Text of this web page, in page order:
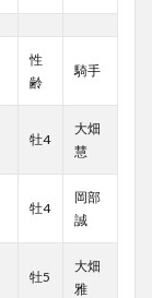
性
齢
騎手
牡4
大畑
慧
牡4
岡部
誠
牡5
大畑
雅